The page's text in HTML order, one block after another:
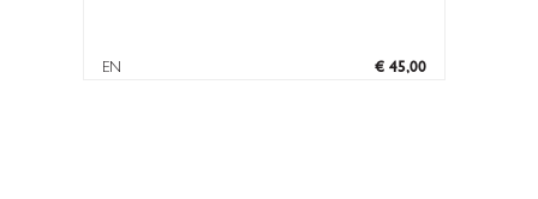
€ 45,00
EN